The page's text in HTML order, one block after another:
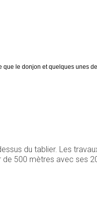
le donjon et quelques unes
du tablier. Les
de 500 mètres avec ses